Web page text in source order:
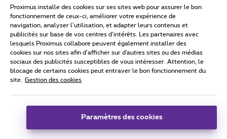
Conditions d'utilisation Accessibility statement
Tous droits réservés. © 2026
Conditions générales, info consommateur
Coordonnées de l’entreprise
Boulevard du Roi Albert II 27 - B-1030 Bruxelles.
Proximus installe des cookies sur ses sites web pour assurer le bon
fonctionnement de ceux-ci, améliorer votre expérience de
navigation, analyser l’utilisation, et adapter leurs contenus et
publicités sur base de vos centres d’intérêts. Les partenaires avec
lesquels Proximus collabore peuvent également installer des
cookies sur nos sites afin d’afficher sur d'autres sites ou des médias
sociaux des publicités susceptibles de vous intéresser. Attention, le
blocage de certains cookies peut entraver le bon fonctionnement du
site.
Gestion des cookies
Paramètres des cookies